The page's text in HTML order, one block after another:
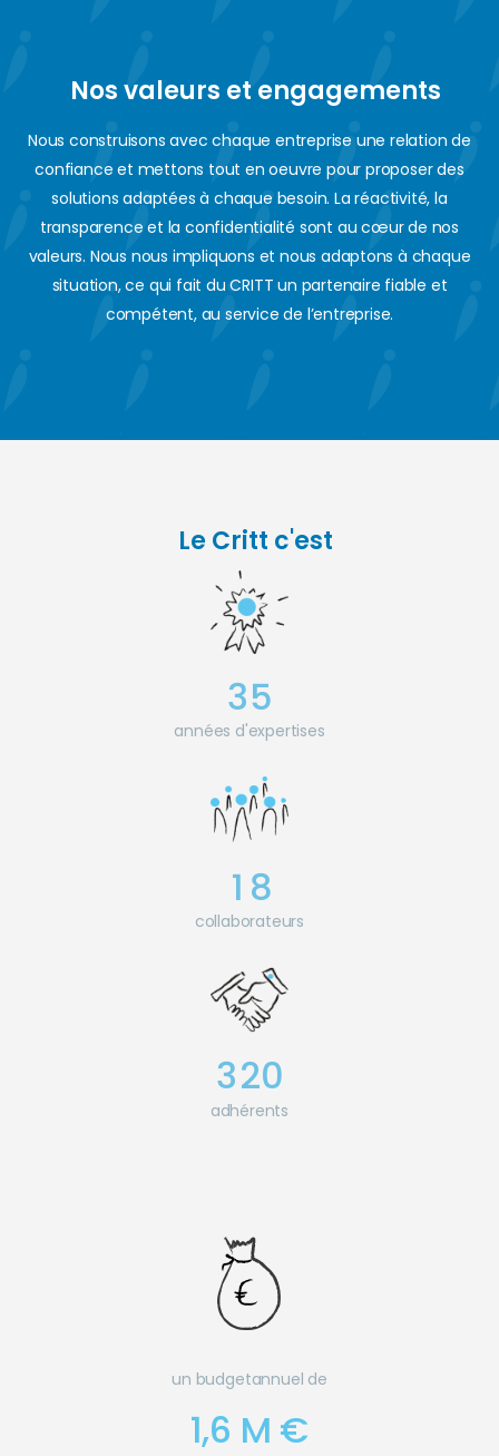
Nos valeurs et engagements
Nous construisons avec chaque entreprise une relation de
confiance et mettons tout en oeuvre pour proposer des
solutions adaptées à chaque besoin. La réactivité, la
transparence et la confidentialité sont au cœur de nos
valeurs. Nous nous impliquons et nous adaptons à chaque
situation, ce qui fait du CRITT un partenaire fiable et
compétent, au service de l’entreprise.
Le Critt c'est
35
années d'expertises
1 8
collaborateurs
320
adhérents
un budgetannuel de
1,6 M €